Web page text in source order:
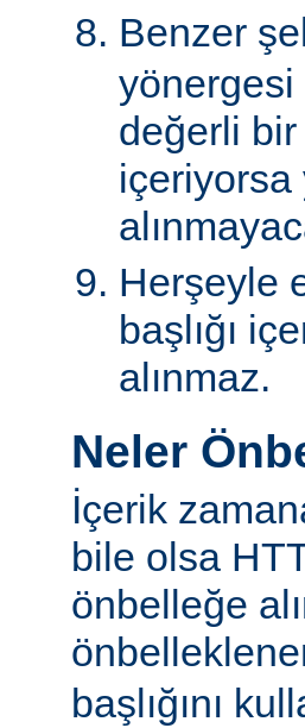
Benzer
yönergesi
değerli bir
içeriyorsa
Herşeyle
başlığı
alınmaz.
Neler
İçerik
bile olsa
önbelleğe
başlığını